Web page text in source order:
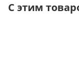
С этим